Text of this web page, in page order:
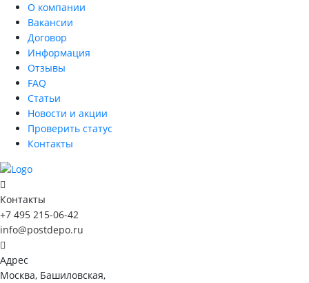
О компании
Вакансии
Договор
Информация
Отзывы
FAQ
Статьи
Новости и акции
Проверить статус
Контакты
Контакты
+7 495 215-06-42
info@postdepo.ru
Адрес
Москва, Башиловская,